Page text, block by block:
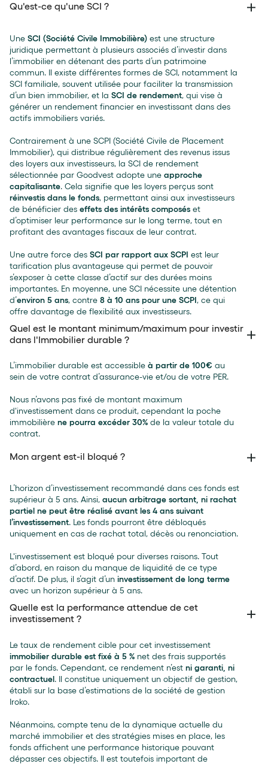
Qu'est-ce qu'une SCI ?
Une SCI (Société Civile Immobilière)est une structure
juridique permettant à plusieurs associés d’investir dans
l’immobilier en détenant des parts d’un patrimoine
commun. Il existe différentes formes de SCI, notamment la
SCI familiale, souvent utilisée pour faciliter la transmission
d’un bien immobilier, et la SCI de rendement, qui vise à
générer un rendement financier en investissant dans des
actifs immobiliers variés.
Contrairement à une SCPI (Société Civile de Placement
Immobilier), qui distribue régulièrement des revenus issus
des loyers aux investisseurs, la SCI de rendement
sélectionnée par Goodvest adopte une approche
capitalisante. Cela signifie que les loyers perçus sont
réinvestis dans le fonds, permettant ainsi aux investisseurs
de bénéficier des effets des intérêts composéset
d’optimiser leur performance sur le long terme, tout en
profitant des avantages fiscaux de leur contrat.
Une autre force des SCI par rapport aux SCPI est leur
tarification plus avantageuse qui permet de pouvoir
s’exposer à cette classe d’actif sur des durées moins
importantes. En moyenne, une SCI nécessite une détention
d’environ 5 ans, contre 8 à 10 ans pour une SCPI, ce qui
offre davantage de flexibilité aux investisseurs.
Quel est le montant minimum/maximum pour investir
dans l'Immobilier durable ?
L’immobilier durable est accessibleà partir de 100€ au
sein de votre contrat d’assurance-vie et/ou de votre PER.
Nous n’avons pas fixé de montant maximum
d'investissement dans ce produit, cependant la poche
immobilière ne pourra excéder 30%de la valeur totale du
contrat.
Mon argent est-il bloqué ?
L’horizon d’investissement recommandé dans ces fonds est
supérieur à 5 ans. Ainsi, aucun arbitrage sortant, ni rachat
partiel ne peut être réalisé avant les 4 ans suivant
l’investissement. Les fonds pourront être débloqués
uniquement en cas de rachat total, décès ou renonciation.
L'investissement est bloqué pour diverses raisons. Tout
d’abord, en raison du manque de liquidité de ce type
d’actif. De plus, il s’agit d’uninvestissement de long terme
avec un horizon supérieur à 5 ans.
Quelle est la performance attendue de cet
investissement ?
Le taux de rendement cible pour cet investissement
immobilier durable est fixé à 5 %net des frais supportés
par le fonds. Cependant, ce rendement n’est ni garanti, ni
contractuel. Il constitue uniquement un objectif de gestion,
établi sur la base d’estimations de la société de gestion
Iroko.
Néanmoins, compte tenu de la dynamique actuelle du
marché immobilier et des stratégies mises en place, les
fonds affichent une performance historique pouvant
dépasser ces objectifs. Il est toutefois important de